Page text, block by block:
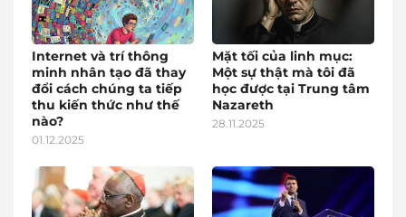
Internet và trí thông
minh nhân tạo đã thay
đổi cách chúng ta tiếp
thu kiến thức như thế
nào?
01.12.2025
Mặt tối của linh mục:
Một sự thật mà tôi đã
học được tại Trung tâm
Nazareth
28.11.2025